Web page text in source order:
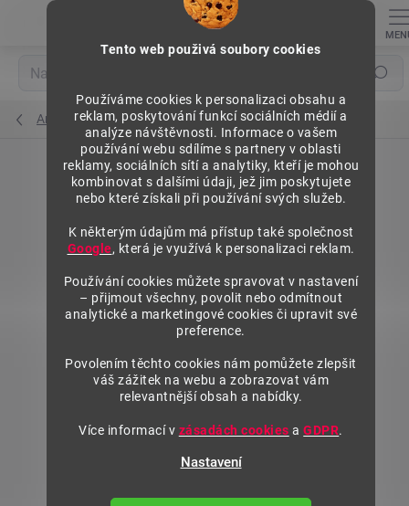
Tento web použivá soubory cookies
Používáme cookies k personalizaci obsahu a
reklam, poskytování funkcí sociálních médií a
analýze návštěvnosti. Informace o vašem
používání webu sdílíme s partnery v oblasti
reklamy, sociálních sítí a analytiky, kteří je mohou
kombinovat s dalšími údaji, jež jim poskytujete
nebo které získali při používání svých služeb.
K některým údajům má přístup také společnost
Google, která je využívá k personalizaci reklam.
Používání cookies můžete spravovat v nastavení
– přijmout všechny, povolit nebo odmítnout
analytické a marketingové cookies či upravit své
preference.
Povolením těchto cookies nám pomůžete zlepšit
váš zážitek na webu a zobrazovat vám
relevantnější obsah a nabídky.
Více informací v zásadách cookies aGDPR.
Nastavení
Hledat
Archivní regály